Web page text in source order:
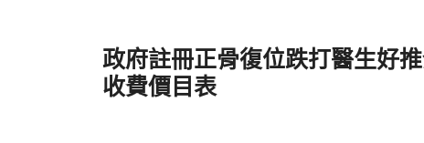
政府註冊正骨復位跌打醫生好
收費價目表